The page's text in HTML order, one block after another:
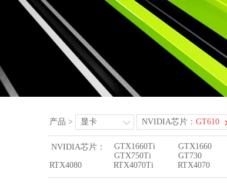
产品 > 显卡 NVIDIA芯片： GT610
NVIDIA芯片： GTX1660Ti GTX1660
GTX750Ti
GT730
RTX4080
RTX4070Ti RTX4070